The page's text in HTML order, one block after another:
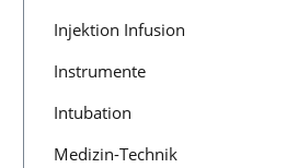
Injektion Infusion
Instrumente
Intubation
Medizin-Technik